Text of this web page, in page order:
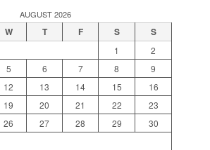
AUGUST 2026
W T F S S
1
2
5 6 7 8
9
12 13 14 15
16
19 20 21 22
23
26 27 28 29
30